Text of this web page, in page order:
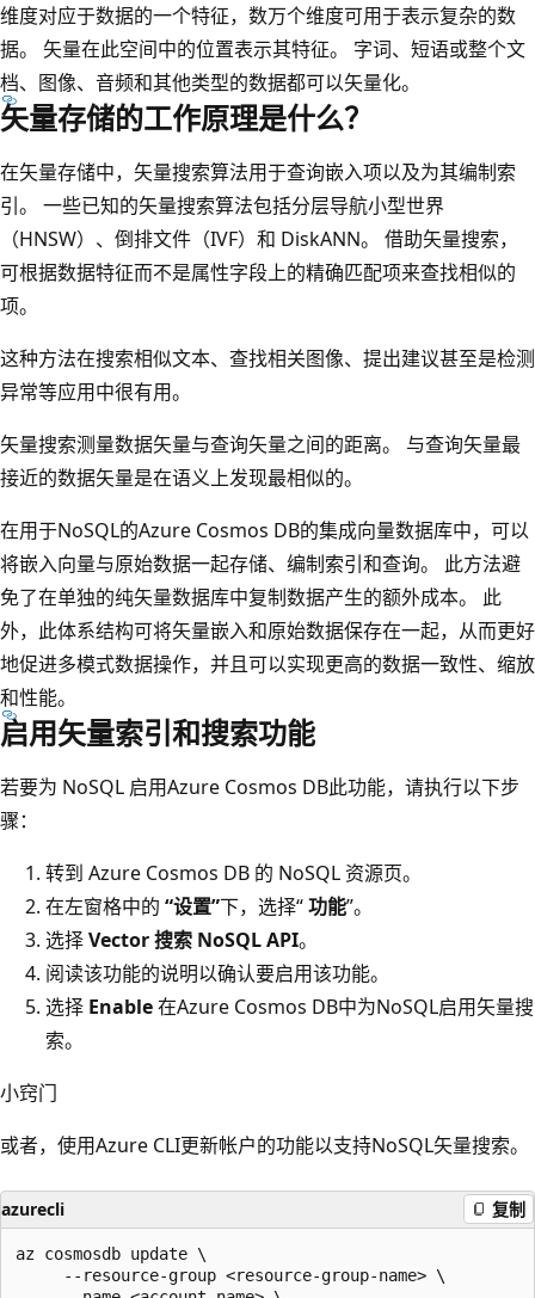
维度对应于数据的一个特征，数万个维度可用于表示复杂的数
据。 矢量在此空间中的位置表示其特征。 字词、短语或整个文
档、图像、音频和其他类型的数据都可以矢量化。
矢量存储的工作原理是什么？
在矢量存储中，矢量搜索算法用于查询嵌入项以及为其编制索
引。 一些已知的矢量搜索算法包括分层导航小型世界
（HNSW）、倒排文件（IVF）和 DiskANN。 借助矢量搜索，
可根据数据特征而不是属性字段上的精确匹配项来查找相似的
项。
这种方法在搜索相似文本、查找相关图像、提出建议甚至是检测
异常等应用中很有用。
矢量搜索测量数据矢量与查询矢量之间的距离。 与查询矢量最
接近的数据矢量是在语义上发现最相似的。
在用于NoSQL的Azure Cosmos DB的集成向量数据库中，可以
将嵌入向量与原始数据一起存储、编制索引和查询。 此方法避
免了在单独的纯矢量数据库中复制数据产生的额外成本。 此
外，此体系结构可将矢量嵌入和原始数据保存在一起，从而更好
地促进多模式数据操作，并且可以实现更高的数据一致性、缩放
和性能。
启用矢量索引和搜索功能
若要为 NoSQL 启用Azure Cosmos DB此功能，请执行以下步
骤：
转到 Azure Cosmos DB 的 NoSQL 资源页。
在左窗格中的 “设置”下，选择“功能”。
选择Vector 搜索 NoSQL API。
阅读该功能的说明以确认要启用该功能。
选择 Enable在Azure Cosmos DB中为NoSQL启用矢量搜
索。
小窍门
或者，使用Azure CLI更新帐户的功能以支持NoSQL矢量搜索。
azurecli 复制
az cosmosdb update \
     --resource-group <resource-group-name> \